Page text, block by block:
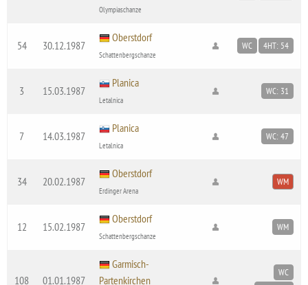
Olympiaschanze
54 30.12.1987
Oberstdorf
Schattenbergschanze
WC 4HT: 54
3 15.03.1987
Planica
Letalnica
WC: 31
7 14.03.1987
Planica
Letalnica
WC: 47
34 20.02.1987
Oberstdorf
Erdinger Arena
WM
12 15.02.1987
Oberstdorf
Schattenbergschanze
WM
108 01.01.1987
Garmisch-
Partenkirchen
WC